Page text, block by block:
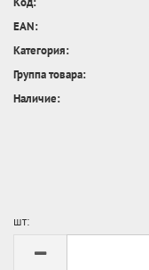
EAN:
Категория:
Группа товара:
Наличие:
шт: